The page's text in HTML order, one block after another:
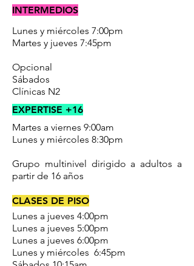
INTERMEDIOS
Lunes y miércoles 7:00pm
Martes y jueves 7:45pm
Opcional
Sábados
Clínicas N2
EXPERTISE +16
Martes a viernes 9:00am
Lunes y miércoles 8:30pm
Grupo multinivel dirigido a adultos a
partir de 16 años
CLASES DE PISO
Lunes a jueves 4:00pm
Lunes a jueves 5:00pm
Lunes a jueves 6:00pm
Lunes y miércoles 6:45pm